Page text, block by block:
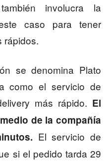
involucra la
caso para tener
rápidos.
se denomina Plato
como el servicio de
más rápido. El
de la compañía
El servicio de
si el pedido tarda 29